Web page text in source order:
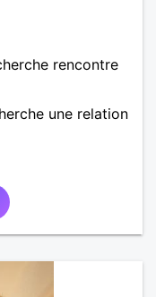
rencontre
une relation